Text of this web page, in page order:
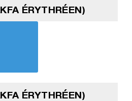
ÉRYTHRÉEN)
ÉRYTHRÉEN)